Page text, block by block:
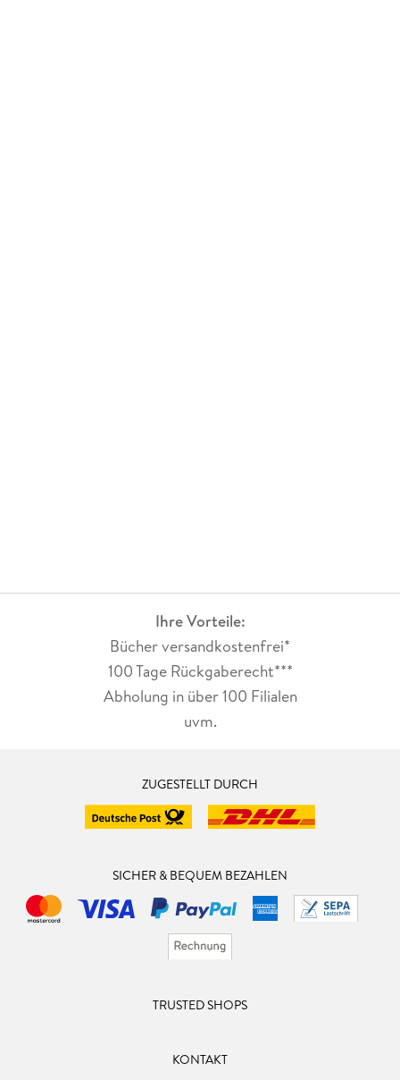
Ihre Vorteile:
Bücher versandkostenfrei*
100 Tage Rückgaberecht***
Abholung in über 100 Filialen
uvm.
ZUGESTELLT DURCH
SICHER & BEQUEM BEZAHLEN
TRUSTED SHOPS
KONTAKT